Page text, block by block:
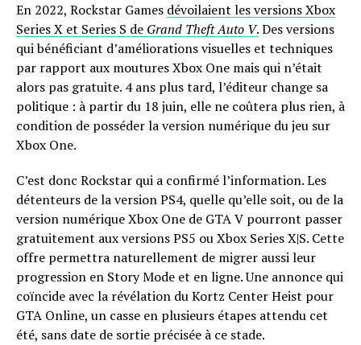
En 2022, Rockstar Games dévoilaient les versions Xbox
Series X et Series S de Grand Theft Auto V.Des versions
qui bénéficiant d’améliorations visuelles et techniques
par rapport aux moutures Xbox One mais qui n’était
alors pas gratuite. 4 ans plus tard, l’éditeur change sa
politique : à partir du 18 juin, elle ne coûtera plus rien, à
condition de posséder la version numérique du jeu sur
Xbox One.
C’est donc Rockstar qui a confirmé l’information. Les
détenteurs de la version PS4, quelle qu’elle soit, ou de la
version numérique Xbox One de GTA V pourront passer
gratuitement aux versions PS5 ou Xbox Series X|S. Cette
offre permettra naturellement de migrer aussi leur
progression en Story Mode et en ligne. Une annonce qui
coïncide avec la révélation du Kortz Center Heist pour
GTA Online, un casse en plusieurs étapes attendu cet
été, sans date de sortie précisée à ce stade.